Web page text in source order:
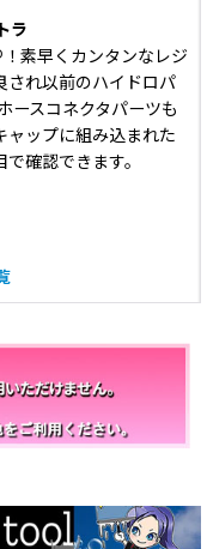
ラ
素早くカンタンなレジ
され以前のハイドロパ
ースコネクタパーツも
ャップに組み込まれた
確認できます。